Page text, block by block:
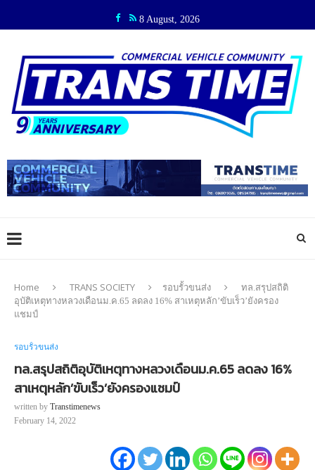
8 August, 2026
Home TRANS SOCIETY รอบรั้วขนส่ง
ทล.สรุปสถิติ
อุบัติเหตุทางหลวงเดือนม.ค.65 ลดลง 16% สาเหตุหลัก’ขับเร็ว’ยังครอง
แชมป์
รอบรั้วขนส่ง
ทล.สรุปสถิติอุบัติเหตุทางหลวงเดือนม.ค.65 ลดลง 16%
สาเหตุหลัก’ขับเร็ว’ยังครองแชมป์
written by Transtimenews
February 14, 2022